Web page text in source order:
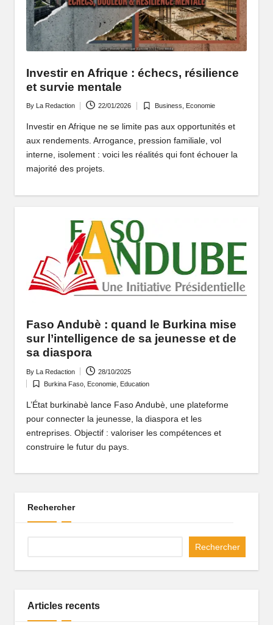
P
o
rt
ai
q
u
ai
r
Investir en Afrique : échecs, résilience
et survie mentale
Posted
by
By La Redaction 22/01/2026
Posted
Business Economie
Investir en Afrique ne se limite pas aux opportunités et
aux rendements. Arrogance, pression familiale, vol
interne, isolement : voici les réalités qui font échouer la
majorité des projets.
Faso Andubè : quand le Burkina mise
sur l’intelligence de sa jeunesse et de
sa diaspora
Posted
by
By La Redaction 28/10/2025
Posted
in
Burkina Faso Economie Education
L’État burkinabè lance Faso Andubè, une plateforme
pour connecter la jeunesse, la diaspora et les
entreprises. Objectif : valoriser les compétences et
construire le futur du pays.
Rechercher
Rechercher
Articles recents